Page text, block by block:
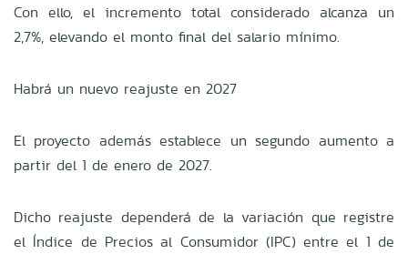
Con ello, el incremento total considerado alcanza un
2,7%, elevando el monto final del salario mínimo.
Habrá un nuevo reajuste en 2027
El proyecto además establece un segundo aumento a
partir del 1 de enero de 2027.
Dicho reajuste dependerá de la variación que registre
el Índice de Precios al Consumidor (IPC) entre el 1 de